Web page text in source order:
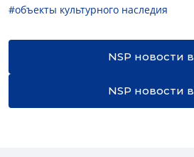
#объекты культурного наследия
NSP новости в
NSP новости в